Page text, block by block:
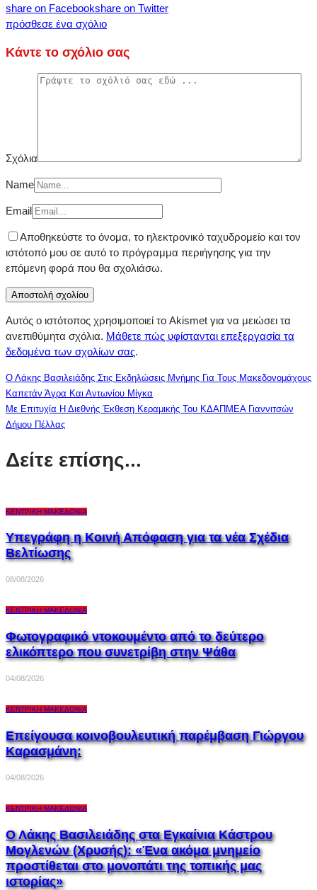
share on Facebookshare on Twitter
πρόσθεσε ένα σχόλιο
Κάντε το σχόλιο σας
Σχόλια
Name
Email
Αποθηκεύστε το όνομα, το ηλεκτρονικό ταχυδρομείο και τον
ιστότοπό μου σε αυτό το πρόγραμμα περιήγησης για την
επόμενη φορά που θα σχολιάσω.
Αυτός ο ιστότοπος χρησιμοποιεί το Akismet για να μειώσει τα
ανεπιθύμητα σχόλια. Μάθετε πώς υφίστανται επεξεργασία τα
δεδομένα των σχολίων σας.
Ο Λάκης Βασιλειάδης Στις Εκδηλώσεις Μνήμης Για Τους Μακεδονομάχους
Καπετάν Άγρα Και Αντωνίου Μίγκα
Με Επιτυχία Η Διεθνής Έκθεση Κεραμικής Του ΚΔΑΠΜΕΑ Γιαννιτσών
Δήμου Πέλλας
Δείτε επίσης...
ΚΕΝΤΡΙΚΉ ΜΑΚΕΔΟΝΊΑ
Υπεγράφη η Κοινή Απόφαση για τα νέα Σχέδια
Βελτίωσης
08/08/2026
ΚΕΝΤΡΙΚΉ ΜΑΚΕΔΟΝΊΑ
Φωτογραφικό ντοκουμέντο από το δεύτερο
ελικόπτερο που συνετρίβη στην Ψάθα
04/08/2026
ΚΕΝΤΡΙΚΉ ΜΑΚΕΔΟΝΊΑ
Επείγουσα κοινοβουλευτική παρέμβαση Γιώργου
Καρασμάνη:
04/08/2026
ΚΕΝΤΡΙΚΉ ΜΑΚΕΔΟΝΊΑ
Ο Λάκης Βασιλειάδης στα Εγκαίνια Κάστρου
Μογλενών (Χρυσής): «Ένα ακόμα μνημείο
προστίθεται στο μονοπάτι της τοπικής μας
ιστορίας»